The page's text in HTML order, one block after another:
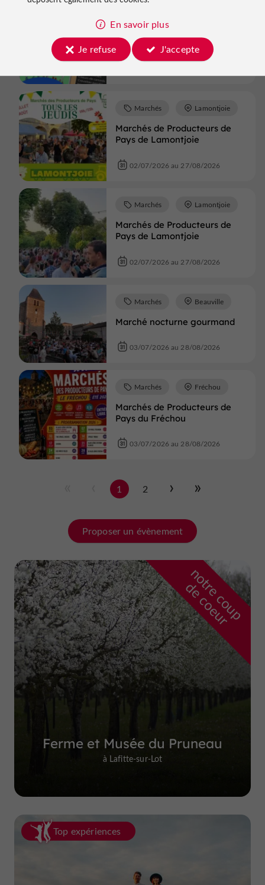
Marché gourmand
Pont-du-Casse
Marchés de Producteurs de
Pays de Lamontjoie
Marchés Lamontjoie
02/07/2026 au 27/08/2026
Marchés de Producteurs de
Pays de Lamontjoie
Marchés Lamontjoie
02/07/2026 au 27/08/2026
Marché nocturne gourmand
Marchés Beauville
03/07/2026 au 28/08/2026
Marchés de Producteurs de
Pays du Fréchou
Marchés Fréchou
03/07/2026 au 28/08/2026
1 2
Proposer un évènement
n
o
t
r
e
c
o
u
p
d
e
c
o
e
u
r
Ferme et Musée du Pruneau
à Lafitte-sur-Lot
Top expériences
En savoir plus
Je refuse
J'accepte